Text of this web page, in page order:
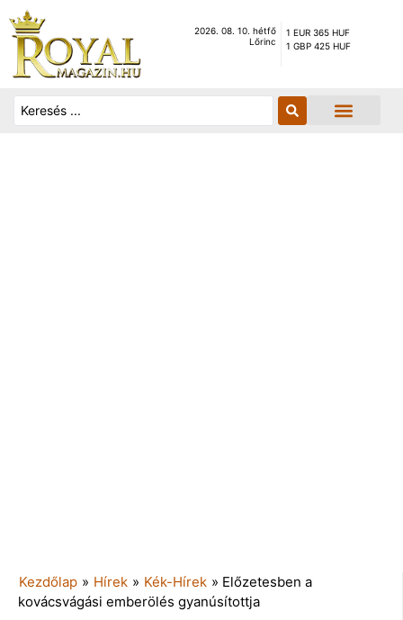
2026. 08. 10. hétfő
Lőrinc
1 EUR 365 HUF
1 GBP 425 HUF
Kezdőlap » Hírek » Kék-Hírek » Előzetesben a
kovácsvágási emberölés gyanúsítottja